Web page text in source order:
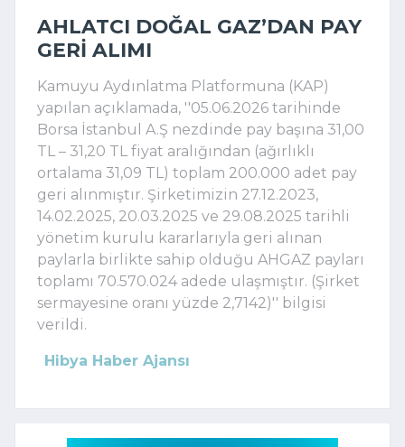
AHLATCI DOĞAL GAZ’DAN PAY
GERI ALIMI
Kamuyu Aydınlatma Platformuna (KAP)
yapılan açıklamada, ''05.06.2026 tarihinde
Borsa İstanbul A.Ş nezdinde pay başına 31,00
TL – 31,20 TL fiyat aralığından (ağırlıklı
ortalama 31,09 TL) toplam 200.000 adet pay
geri alınmıştır. Şirketimizin 27.12.2023,
14.02.2025, 20.03.2025 ve 29.08.2025 tarihli
yönetim kurulu kararlarıyla geri alınan
paylarla birlikte sahip olduğu AHGAZ payları
toplamı 70.570.024 adede ulaşmıştır. (Şirket
sermayesine oranı yüzde 2,7142)'' bilgisi
verildi.
Hibya Haber Ajansı